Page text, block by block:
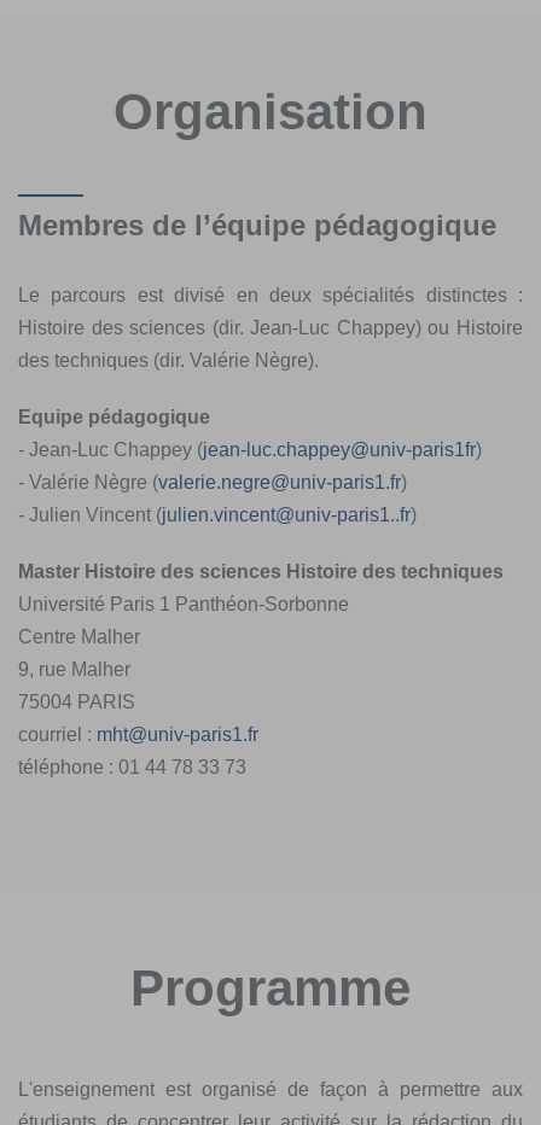
Organisation
Membres de l’équipe pédagogique
Le parcours est divisé en deux spécialités distinctes :
Histoire des sciences (dir. Jean-Luc Chappey) ou Histoire
des techniques (dir. Valérie Nègre).
Equipe pédagogique
- Jean-Luc Chappey (jean-luc.chappey@univ-paris1fr)
- Valérie Nègre (valerie.negre@univ-paris1.fr)
- Julien Vincent (julien.vincent@univ-paris1..fr)
Master Histoire des sciences Histoire des techniques
Université Paris 1 Panthéon-Sorbonne
Centre Malher
9, rue Malher
75004 PARIS
courriel : mht@univ-paris1.fr
téléphone : 01 44 78 33 73
Programme
L'enseignement est organisé de façon à permettre aux